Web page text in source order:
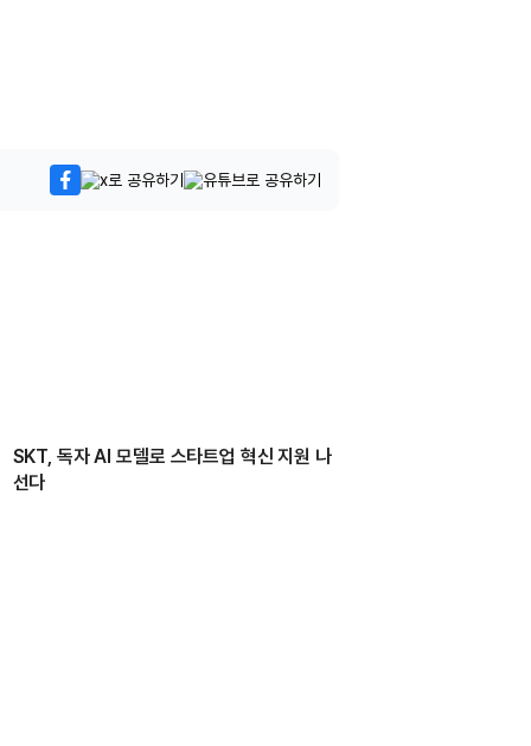
SKT, 독자 AI 모델로 스타트업 혁신 지원 나
선다